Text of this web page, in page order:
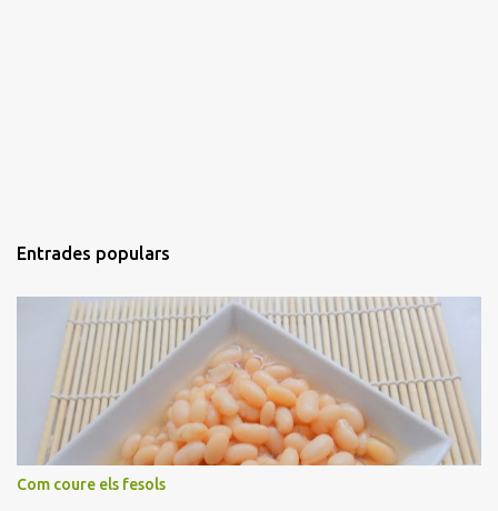
Entrades populars
Com coure els fesols